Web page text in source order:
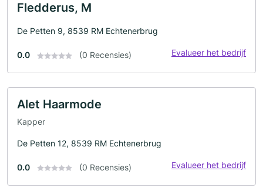
Fledderus, M
De Petten 9, 8539 RM Echtenerbrug
0.0 (0 Recensies) Evalueer het bedrijf
Alet Haarmode
Kapper
De Petten 12, 8539 RM Echtenerbrug
0.0 (0 Recensies) Evalueer het bedrijf